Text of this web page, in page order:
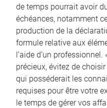
de temps pourrait avoir
échéances, notamment
production de la
formule relative aux
l’aide d’un
précieux, évitez de
qui posséderait les
requises pour être votre
le temps de gérer vos